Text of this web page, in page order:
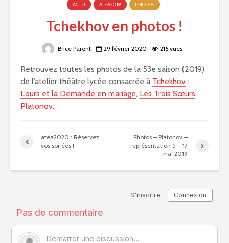
ACTU ATEA2019 PHOTOS
Tchekhov en photos !
Brice Parent 29 février 2020 216 vues
Retrouvez toutes les photos de la 53e saison (2019)
de l’atelier théâtre lycée consacrée à Tchekhov :
L’ours et la Demande en mariage, Les Trois Sœurs,
Platonov.
atea2020 : Réservez
vos soirées !
Photos – Platonov –
représentation 5 – 17
mai 2019